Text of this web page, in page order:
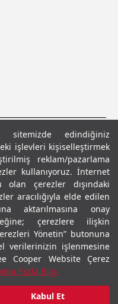
edindiğiniz
işlevleri kişiselleştirmek
reklam/pazarlama
kullanıyoruz. İnternet
olan çerezler dışındaki
aracılığıyla elde edilen
aktarılmasına onay
çerezlere ilişkin
Yönetin” butonuna
verilerinizin işlenmesine
Cooper Website Çerez
Fazla Bilgi
Kabul Et
MetniŞartlar ve Koşullar
Saklıdır.